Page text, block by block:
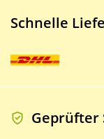
Schnelle
Geprüfter